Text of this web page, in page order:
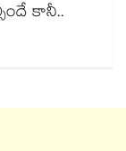
కానీ..